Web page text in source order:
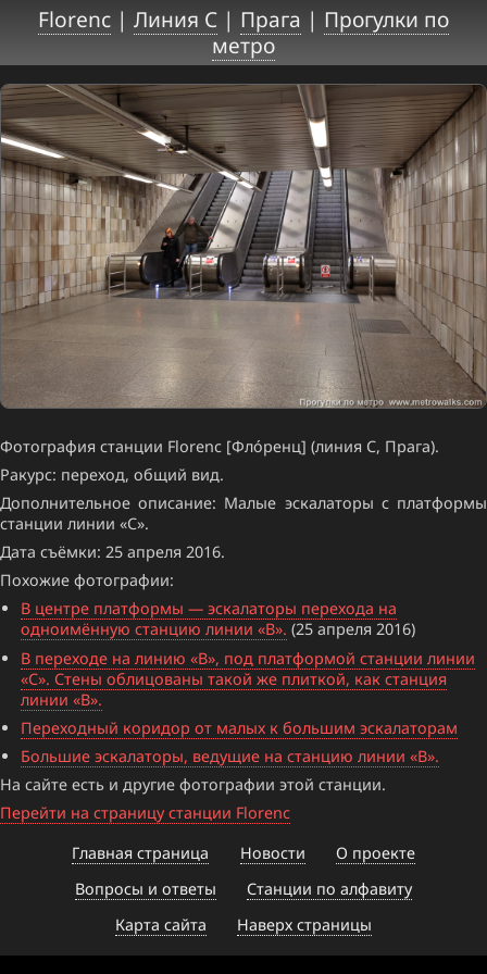
Florenc | Линия C | Прага | Прогулки по
метро
Фотография станции Florenc [Фло́ренц] (линия C, Прага).
Ракурс: переход, общий вид.
Дополнительное описание: Малые эскалаторы с платформы
станции линии «C».
Дата съёмки: 25 апреля 2016.
Похожие фотографии:
В центре платформы — эскалаторы перехода на
одноимённую станцию линии «B». (25 апреля 2016)
В переходе на линию «B», под платформой станции линии
«C». Стены облицованы такой же плиткой, как станция
линии «B».
Переходный коридор от малых к большим эскалаторам
Большие эскалаторы, ведущие на станцию линии «B».
На сайте есть и другие фотографии этой станции.
Перейти на страницу станции Florenc
Главная страница
Новости
О проекте
Вопросы и ответы
Станции по алфавиту
Карта сайта
Наверх страницы